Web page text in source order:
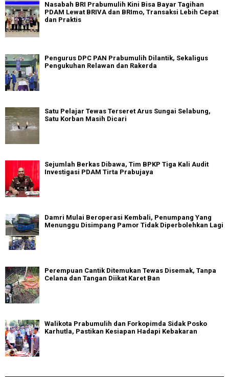
Nasabah BRI Prabumulih Kini Bisa Bayar Tagihan
PDAM Lewat BRIVA dan BRImo, Transaksi Lebih Cepat
dan Praktis
Pengurus DPC PAN Prabumulih Dilantik, Sekaligus
Pengukuhan Relawan dan Rakerda
Satu Pelajar Tewas Terseret Arus Sungai Selabung,
Satu Korban Masih Dicari
Sejumlah Berkas Dibawa, Tim BPKP Tiga Kali Audit
Investigasi PDAM Tirta Prabujaya
Damri Mulai Beroperasi Kembali, Penumpang Yang
Menunggu Disimpang Pamor Tidak Diperbolehkan Lagi
Perempuan Cantik Ditemukan Tewas Disemak, Tanpa
Celana dan Tangan Diikat Karet Ban
Walikota Prabumulih dan Forkopimda Sidak Posko
Karhutla, Pastikan Kesiapan Hadapi Kebakaran